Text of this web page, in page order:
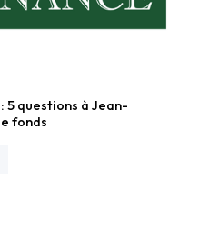
: 5 questions à Jean-
fonds